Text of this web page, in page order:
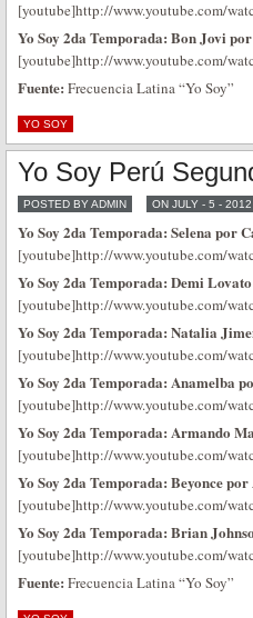
[youtube]http://www.youtube.com/
Yo Soy 2da Temporada: Bon Jovi
[youtube]http://www.youtube.com/
Fuente: Frecuencia Latina “Yo Soy”
YO SOY
Yo Soy Perú
POSTED BY ADMIN ON JULY - 5 - 2012
Yo Soy 2da Temporada: Selena por
[youtube]http://www.youtube.com/
Yo Soy 2da Temporada: Demi
[youtube]http://www.youtube.com/
Yo Soy 2da Temporada: Natalia
[youtube]http://www.youtube.com/
Yo Soy 2da Temporada: Anamelba
[youtube]http://www.youtube.com/
Yo Soy 2da Temporada: Armando
[youtube]http://www.youtube.com/
Yo Soy 2da Temporada: Beyonce
[youtube]http://www.youtube.com/
Yo Soy 2da Temporada: Brian
[youtube]http://www.youtube.com/
Fuente: Frecuencia Latina “Yo Soy”